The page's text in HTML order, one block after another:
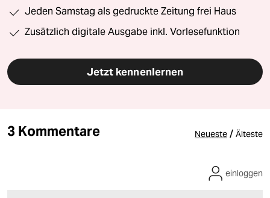
Jeden Samstag als gedruckte Zeitung frei Haus
Zusätzlich digitale Ausgabe inkl. Vorlesefunktion
Jetzt kennenlernen
3 Kommentare Neueste / Älteste
einloggen